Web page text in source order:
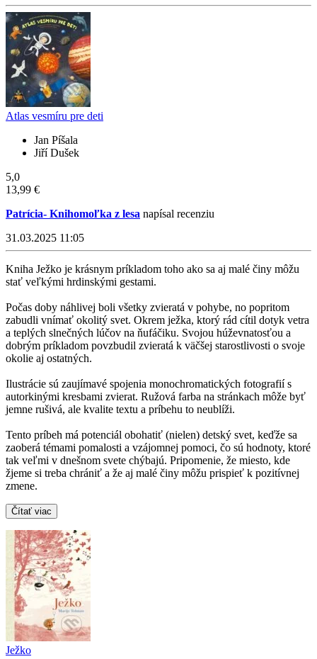
Atlas vesmíru pre deti
Jan Píšala
Jiří Dušek
5,0
13,99 €
Patrícia- Knihomoľka z lesa napísal recenziu
31.03.2025 11:05
Kniha Ježko je krásnym príkladom toho ako sa aj malé činy môžu
stať veľkými hrdinskými gestami.
Počas doby náhlivej boli všetky zvieratá v pohybe, no popritom
zabudli vnímať okolitý svet. Okrem ježka, ktorý rád cítil dotyk vetra
a teplých slnečných lúčov na ňufáčiku. Svojou húževnatosťou a
dobrým príkladom povzbudil zvieratá k väčšej starostlivosti o svoje
okolie aj ostatných.
Ilustrácie sú zaujímavé spojenia monochromatických fotografií s
autorkinými kresbami zvierat. Ružová farba na stránkach môže byť
jemne rušivá, ale kvalite textu a príbehu to neublíži.
Tento príbeh má potenciál obohatiť (nielen) detský svet, keďže sa
zaoberá témami pomalosti a vzájomnej pomoci, čo sú hodnoty, ktoré
tak veľmi v dnešnom svete chýbajú. Pripomenie, že miesto, kde
žjeme si treba chrániť a že aj malé činy môžu prispieť k pozitívnej
zmene.
Čítať viac
Ježko